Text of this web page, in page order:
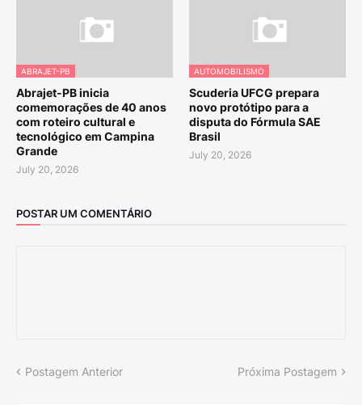
ABRAJET-PB
Abrajet-PB inicia
comemorações de 40 anos
com roteiro cultural e
tecnológico em Campina
Grande
July 20, 2026
AUTOMOBILISMO
Scuderia UFCG prepara
novo protótipo para a
disputa do Fórmula SAE
Brasil
July 20, 2026
POSTAR UM COMENTÁRIO
Postagem Anterior Próxima Postagem